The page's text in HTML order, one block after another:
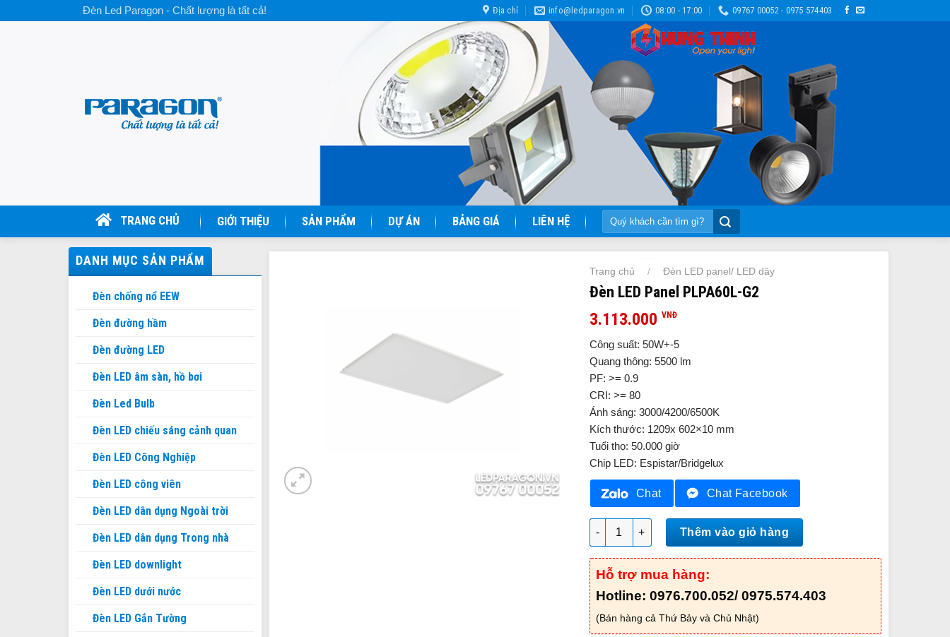
Đèn Led Paragon - Chất lượng là tất cả! Địa chỉ info@ledparagon.vn 08:00 - 17:00 09767 00052 - 0975 574403
TRANG CHỦ GIỚI THIỆU SẢN PHẨM DỰ ÁN BẢNG GIÁ LIÊN HỆ
Tìm
kiếm:
DANH MỤC SẢN PHẨM
Đèn chống nổ EEW
Đèn đường hầm
Đèn đường LED
Đèn LED âm sàn, hồ bơi
Đèn Led Bulb
Đèn LED chiếu sáng cảnh quan
Đèn LED Công Nghiệp
Đèn LED công viên
Đèn LED dân dụng Ngoài trời
Đèn LED dân dụng Trong nhà
Đèn LED downlight
Đèn LED dưới nước
Đèn LED Gắn Tường
Trang chủ / Đèn LED panel/ LED dây
Đèn LED Panel PLPA60L-G2
3.113.000 VNĐ
Công suất: 50W+-5
Quang thông: 5500 lm
PF: >= 0.9
CRI: >= 80
Ánh sáng: 3000/4200/6500K
Kích thước: 1209x 602×10 mm
Tuổi thọ: 50.000 giờ
Chip LED: Espistar/Bridgelux
Chat Chat Facebook
Đèn LED Panel PLPA60L-G2 số lượng
Thêm vào giỏ hàng
Hỗ trợ mua hàng:
Hotline: 0976.700.052/ 0975.574.403
(Bán hàng cả Thứ Bảy và Chủ Nhật)